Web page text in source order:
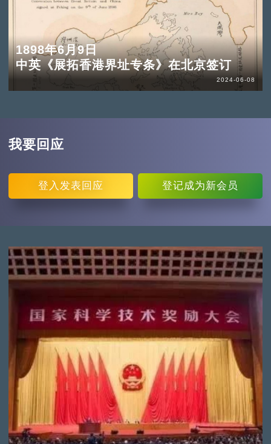
1898年6月9日
中英《展拓香港界址专条》在北京签订
2024-06-08
我要回应
登入 发表回应 登记成为新会员